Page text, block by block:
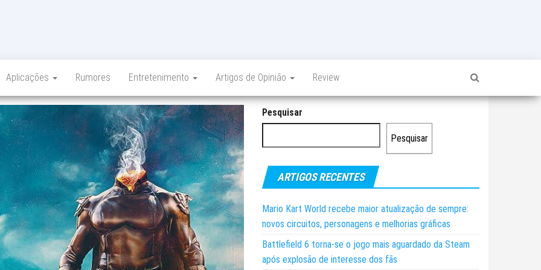
Aplicações Rumores Entretenimento Artigos de Opinião Review
Pesquisar
Pesquisar
ARTIGOS RECENTES
Mario Kart World recebe maior atualização de sempre:
novos circuitos, personagens e melhorias gráficas
Battlefield 6 torna-se o jogo mais aguardado da Steam
após explosão de interesse dos fãs